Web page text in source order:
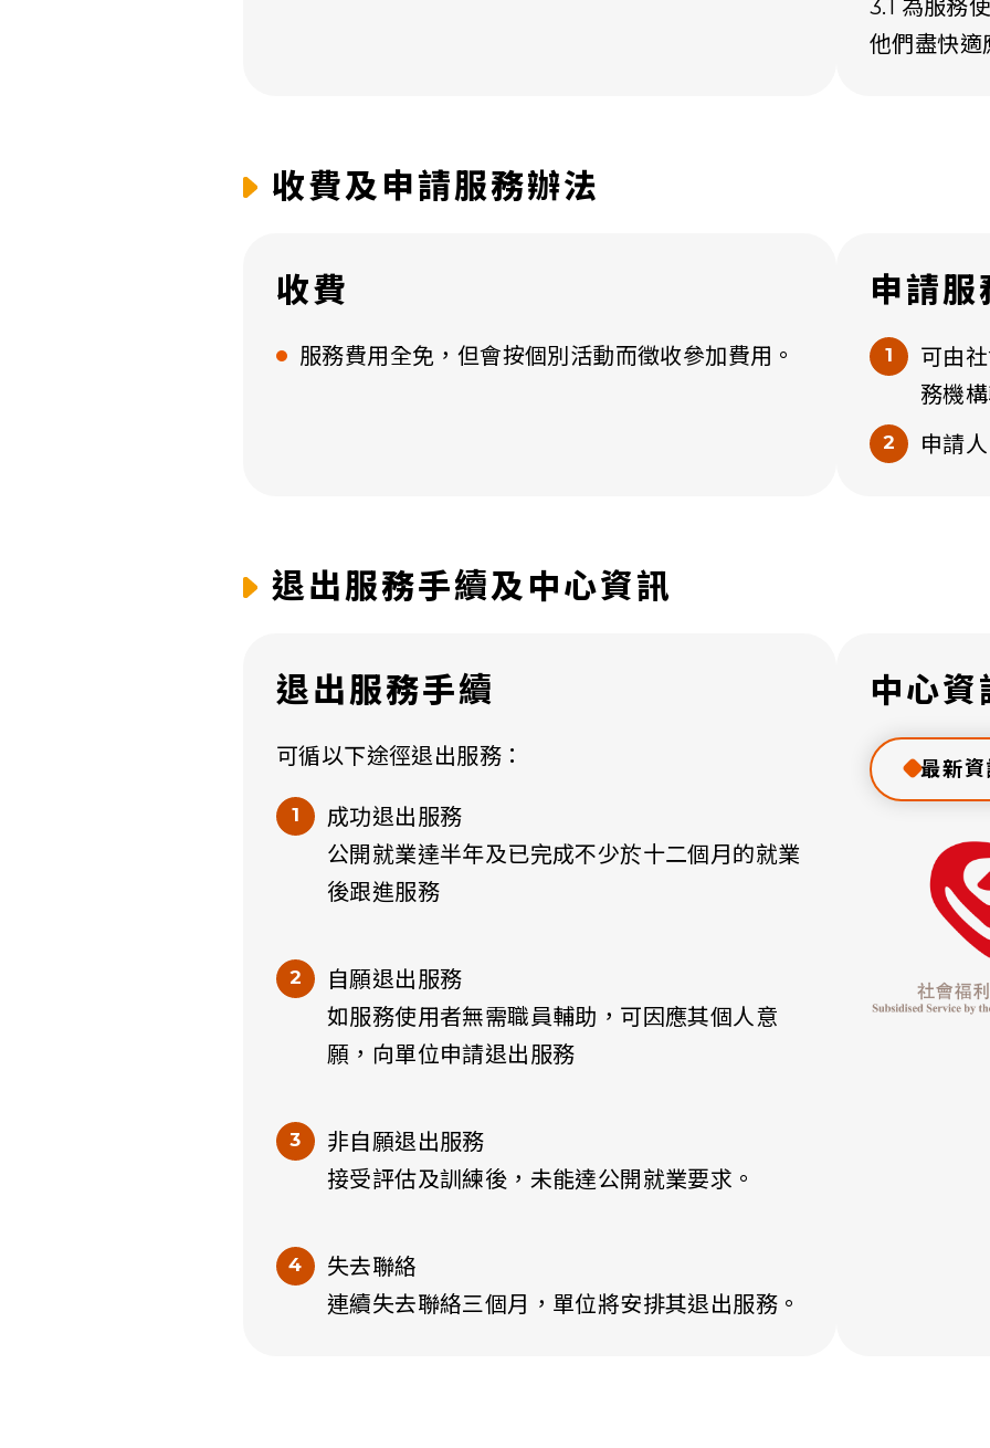
3.1 為服務
他們盡快適
收費及申請服務辦法
收費
服務費用全免，但會按個別活動而徵收參加費用。
申請
可由
務機
申請
退出服務手續及中心資訊
退出服務手續
可循以下途徑退出服務：
成功退出服務
​公開就業達半年及已完成不少於十二個月的就業
後跟進服務
自願退出服務
如服務使用者無需職員輔助，可因應其個人意
願，向單位申請退出服務
非自願退出服務
接受評估及訓練後，未能達公開就業要求。
失去聯絡
連續失去聯絡三個月，單位將安排其退出服務。
中心資
最新